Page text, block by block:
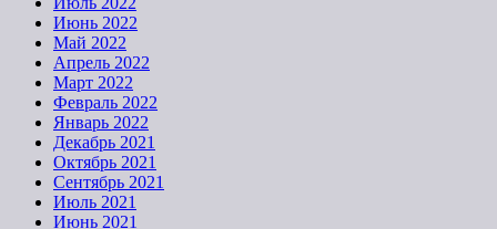
Июнь 2022
Май 2022
Апрель 2022
Март 2022
Февраль 2022
Январь 2022
Декабрь 2021
Октябрь 2021
Сентябрь 2021
Июль 2021
Июнь 2021